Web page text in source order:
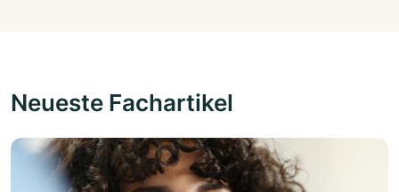
Neueste Fachartikel